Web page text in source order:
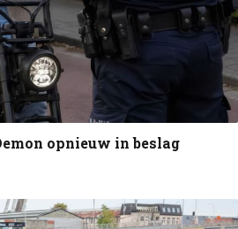
opnieuw in beslag